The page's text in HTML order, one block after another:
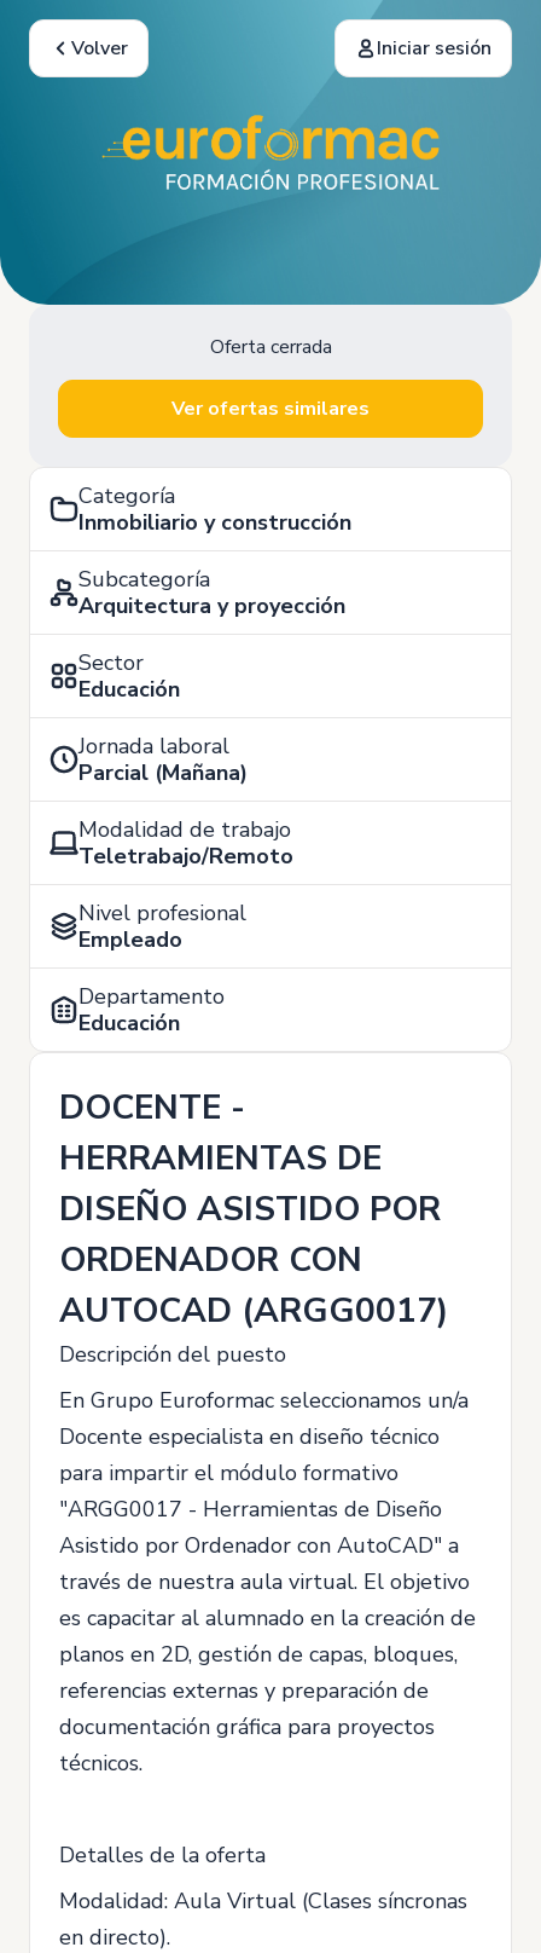
Volver Iniciar sesión
Oferta cerrada
Ver ofertas similares
Categoría
Inmobiliario y construcción
Subcategoría
Arquitectura y proyección
Sector
Educación
Jornada laboral
Parcial (Mañana)
Modalidad de trabajo
Teletrabajo/Remoto
Nivel profesional
Empleado
Departamento
Educación
DOCENTE -
HERRAMIENTAS DE
DISEÑO ASISTIDO POR
ORDENADOR CON
AUTOCAD (ARGG0017)
Descripción del puesto
En Grupo Euroformac seleccionamos un/a
Docente especialista en diseño técnico
para impartir el módulo formativo
"ARGG0017 - Herramientas de Diseño
Asistido por Ordenador con AutoCAD" a
través de nuestra aula virtual. El objetivo
es capacitar al alumnado en la creación de
planos en 2D, gestión de capas, bloques,
referencias externas y preparación de
documentación gráfica para proyectos
técnicos.
Detalles de la oferta
Modalidad: Aula Virtual (Clases síncronas
en directo).